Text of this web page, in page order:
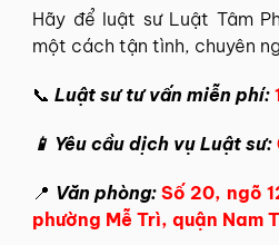
Hãy để luật sư Luật Tâm
một cách tận tình, chuyên
📞 Luật sư tư vấn miễn phí:
📱 Yêu cầu dịch vụ Luật sư:
📍 Văn phòng: Số 20, ngõ
phường Mễ Trì, quận Nam